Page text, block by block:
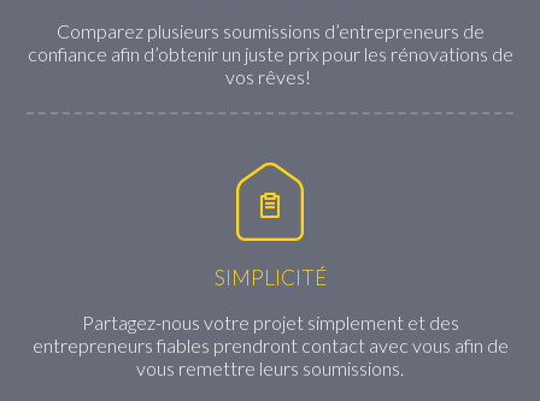
Comparez plusieurs soumissions d’entrepreneurs de
confiance afin d’obtenir un juste prix pour les rénovations de
vos rêves!
SIMPLICITÉ
Partagez-nous votre projet simplement et des
entrepreneurs fiables prendront contact avec vous afin de
vous remettre leurs soumissions.